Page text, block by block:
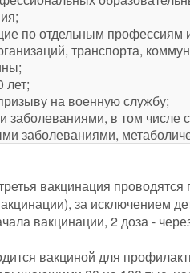
по отдельным профессиям
транспорта,
лет;
на военную службу;
заболеваниями, в том числе
заболеваниями,
вакцинация
за исключением
вакцинации, 2 доза -
вакциной для